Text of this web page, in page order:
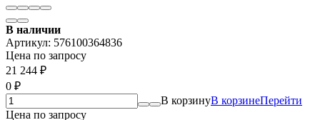
В наличии
Артикул: 576100364836
Цена по запросу
21 244 ₽
0 ₽
В корзинуВ корзинеПерейти
Цена по запросу